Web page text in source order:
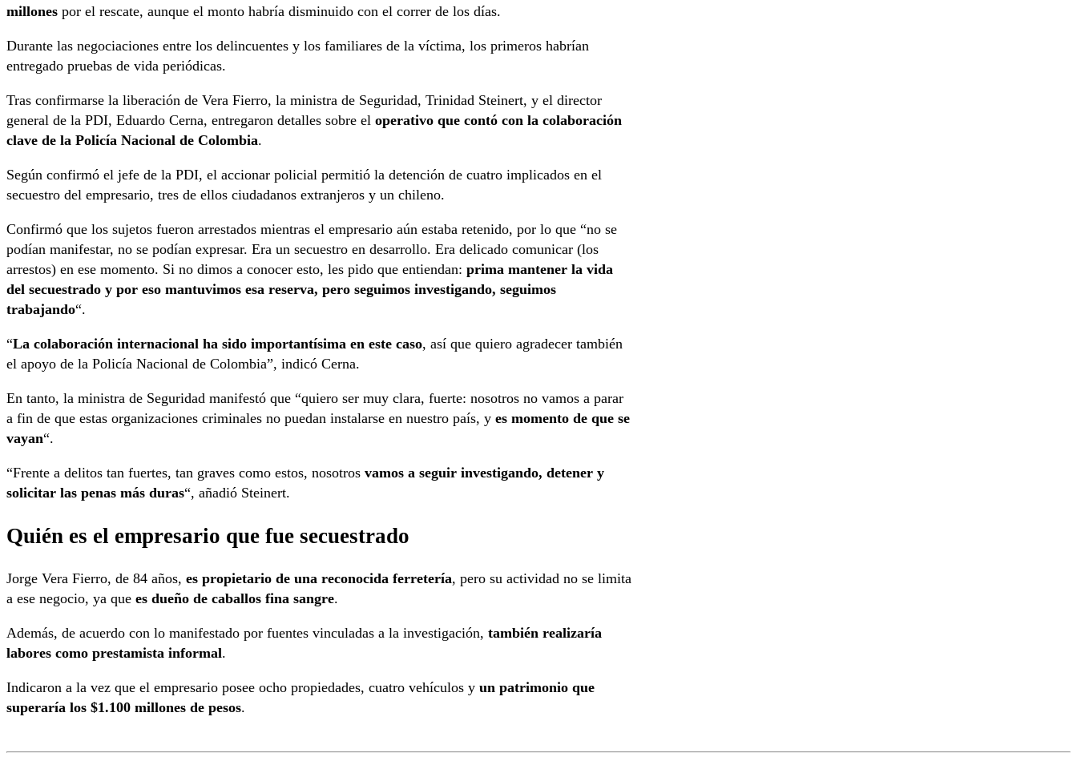
millones por el rescate, aunque el monto habría disminuido con el correr de los días.
Durante las negociaciones entre los delincuentes y los familiares de la víctima, los primeros habrían
entregado pruebas de vida periódicas.
Tras confirmarse la liberación de Vera Fierro, la ministra de Seguridad, Trinidad Steinert, y el director
general de la PDI, Eduardo Cerna, entregaron detalles sobre el operativo que contó con la colaboración
clave de la Policía Nacional de Colombia.
Según confirmó el jefe de la PDI, el accionar policial permitió la detención de cuatro implicados en el
secuestro del empresario, tres de ellos ciudadanos extranjeros y un chileno.
Confirmó que los sujetos fueron arrestados mientras el empresario aún estaba retenido, por lo que “no se
podían manifestar, no se podían expresar. Era un secuestro en desarrollo. Era delicado comunicar (los
arrestos) en ese momento. Si no dimos a conocer esto, les pido que entiendan: prima mantener la vida
del secuestrado y por eso mantuvimos esa reserva, pero seguimos investigando, seguimos
trabajando“.
“La colaboración internacional ha sido importantísima en este caso, así que quiero agradecer también
el apoyo de la Policía Nacional de Colombia”, indicó Cerna.
En tanto, la ministra de Seguridad manifestó que “quiero ser muy clara, fuerte: nosotros no vamos a parar
a fin de que estas organizaciones criminales no puedan instalarse en nuestro país, y es momento de que se
vayan“.
“Frente a delitos tan fuertes, tan graves como estos, nosotros vamos a seguir investigando, detener y
solicitar las penas más duras“, añadió Steinert.
Quién es el empresario que fue secuestrado
Jorge Vera Fierro, de 84 años, es propietario de una reconocida ferretería, pero su actividad no se limita
a ese negocio, ya que es dueño de caballos fina sangre.
Además, de acuerdo con lo manifestado por fuentes vinculadas a la investigación, también realizaría
labores como prestamista informal.
Indicaron a la vez que el empresario posee ocho propiedades, cuatro vehículos y un patrimonio que
superaría los $1.100 millones de pesos.